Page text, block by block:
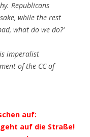
Republicans
while the rest
what do we do?‘
imperalist
of the CC of
auf:
auf die Straße!